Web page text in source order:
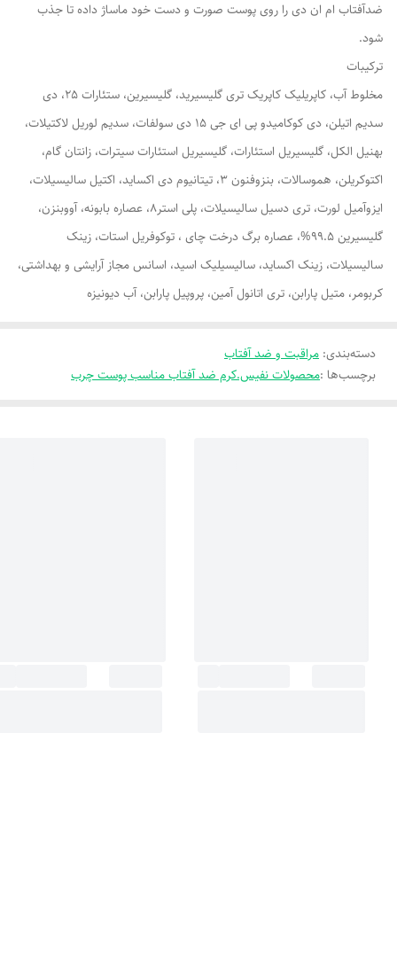
ضدآفتاب ام ان دی را روی پوست صورت و دست خود ماساژ داده تا جذب
شود.
ترکیبات
مخلوط آب، کاپریلیک کاپریک تری گلیسیرید، گلیسیرین، ستئارات 25، دی
سدیم اتیلن، دی کوکامیدو پی ای جی 15 دی سولفات، سدیم لوریل لاکتیلات،
بهنیل الکل، گلیسیریل استئارات، گلیسیریل استئارات سیترات، زانتان گام،
اکتوکریلن، هموسالات، بنزوفنون 3، تیتانیوم دی اکساید، اکتیل سالیسیلات،
ایزوآمیل لورت، تری دسیل سالیسیلات، پلی استر8، عصاره بابونه، آووبنزن،
گلیسیرین 99.5%، عصاره برگ درخت چای ، توکوفریل استات، زینک
سالیسیلات، زینک اکساید، سالیسیلیک اسید، اسانس مجاز آرایشی و بهداشتی،
کربومر، متیل پارابن، تری اتانول آمین، پروپیل پارابن، آب دیونیزه
دسته‌بندی: مراقبت و ضد آفتاب
برچسب‌ها :محصولات نفیس.کرم ضد آفتاب مناسب پوست چرب